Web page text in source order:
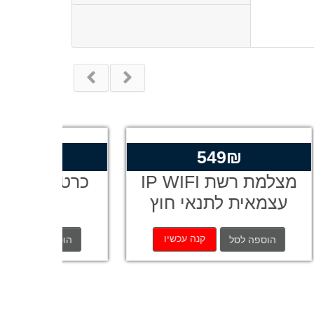
מצלמת רשת IP WIFI
עצמאית לתנאי חוץ
32GB עם ראיית לילה
הוספה לסל